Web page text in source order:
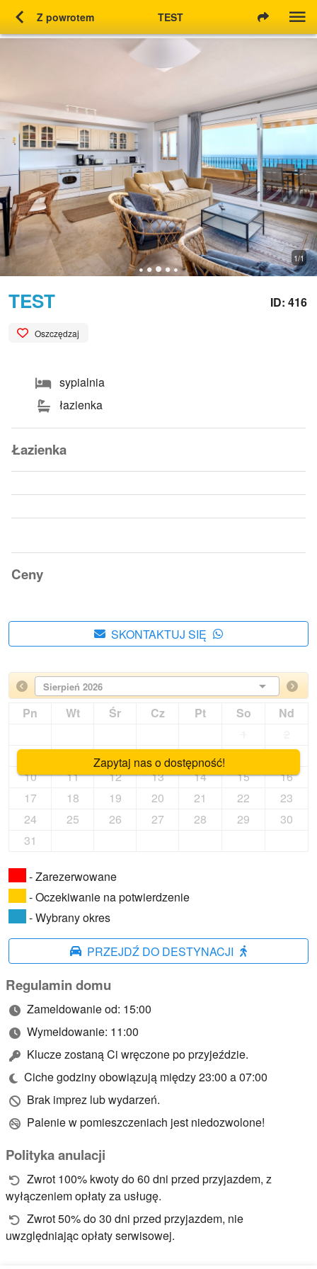
chevron_left Z powrotem TEST
1/1
TEST
Oszczędzaj
ID: 416
sypialnia
łazienka
Łazienka
Ceny
SKONTAKTUJ SIĘ
Zapytaj nas o dostępność!
Sierpień 2026
Pn Wt Śr Cz Pt So
Nd
10
11 12 13 14 15
16
17
18 19 20 21 22
23
24
25 26 27 28 29
30
31
- Zarezerwowane
- Oczekiwanie na potwierdzenie
- Wybrany okres
PRZEJDŹ DO DESTYNACJI
Regulamin domu
Zameldowanie od: 15:00
Wymeldowanie: 11:00
Klucze zostaną Ci wręczone po przyjeździe.
Ciche godziny obowiązują między 23:00 a 07:00
Brak imprez lub wydarzeń.
Palenie w pomieszczeniach jest niedozwolone!
Polityka anulacji
Zwrot 100% kwoty do 60 dni przed przyjazdem, z
wyłączeniem opłaty za usługę.
Zwrot 50% do 30 dni przed przyjazdem, nie
uwzględniając opłaty serwisowej.